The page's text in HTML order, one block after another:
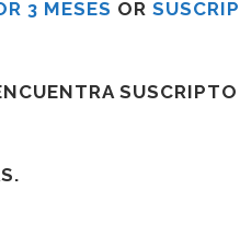
3 MESES OR
SUSCRIPTO